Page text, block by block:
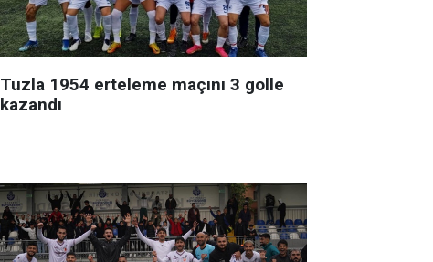
Tuzla 1954 erteleme maçını 3 golle
kazandı